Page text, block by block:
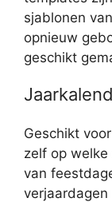
sjablonen van
opnieuw
geschikt
Geschikt
zelf op
van